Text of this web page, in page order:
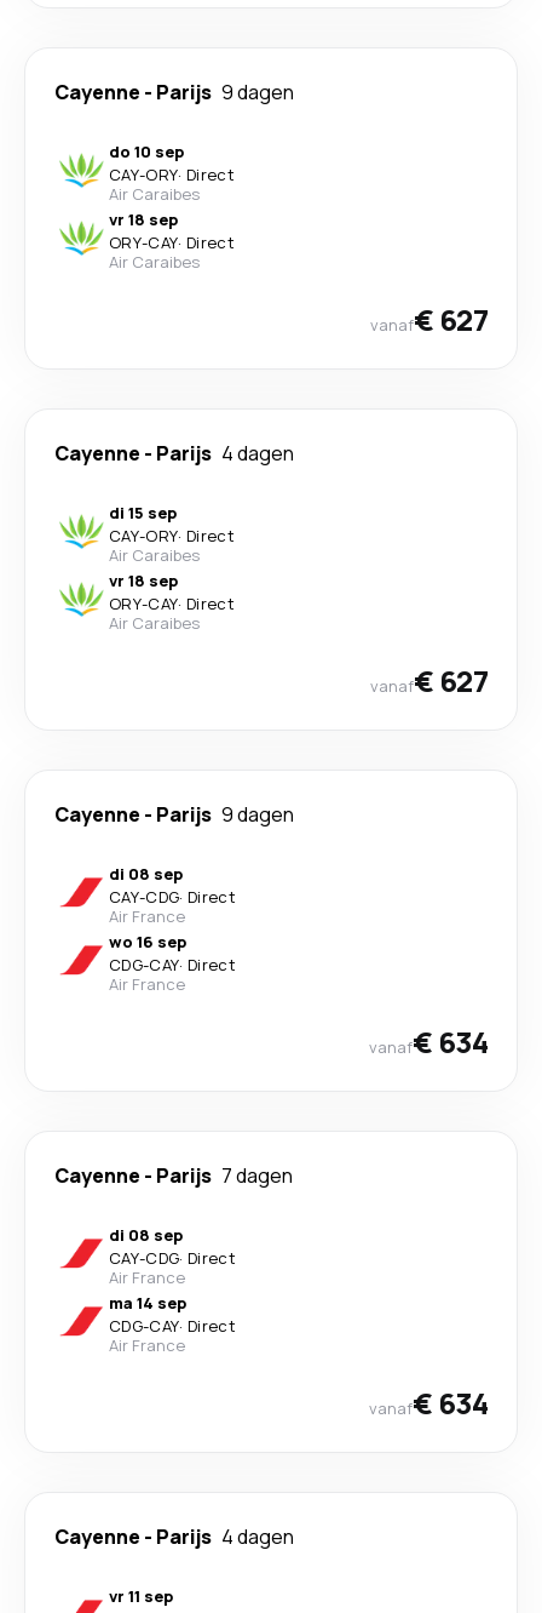
Cayenne - Parijs 9 dagen
do 10 sep
CAY-ORY· Direct
Air Caraibes
vr 18 sep
ORY-CAY· Direct
Air Caraibes
vanaf€ 627
Cayenne - Parijs 4 dagen
di 15 sep
CAY-ORY· Direct
Air Caraibes
vr 18 sep
ORY-CAY· Direct
Air Caraibes
vanaf€ 627
Cayenne - Parijs 9 dagen
di 08 sep
CAY-CDG· Direct
Air France
wo 16 sep
CDG-CAY· Direct
Air France
vanaf€ 634
Cayenne - Parijs 7 dagen
di 08 sep
CAY-CDG· Direct
Air France
ma 14 sep
CDG-CAY· Direct
Air France
vanaf€ 634
Cayenne - Parijs 4 dagen
vr 11 sep